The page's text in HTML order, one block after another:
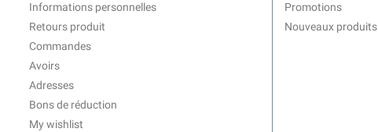
Informations personnelles
Retours produit
Commandes
Avoirs
Adresses
Bons de réduction
My wishlist
Promotions
Nouveaux produits